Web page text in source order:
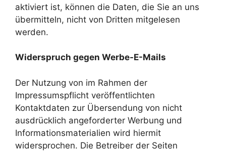
aktiviert ist, können die Daten, die Sie an uns
übermitteln, nicht von Dritten mitgelesen
werden.
Widerspruch gegen Werbe-E-Mails
Der Nutzung von im Rahmen der
Impressumspflicht veröffentlichten
Kontaktdaten zur Übersendung von nicht
ausdrücklich angeforderter Werbung und
Informationsmaterialien wird hiermit
widersprochen. Die Betreiber der Seiten